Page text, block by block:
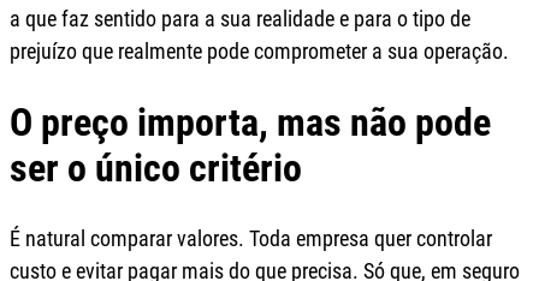
a que faz sentido para a sua realidade e para o tipo de
prejuízo que realmente pode comprometer a sua operação.
O preço importa, mas não pode
ser o único critério
É natural comparar valores. Toda empresa quer controlar
custo e evitar pagar mais do que precisa. Só que, em seguro